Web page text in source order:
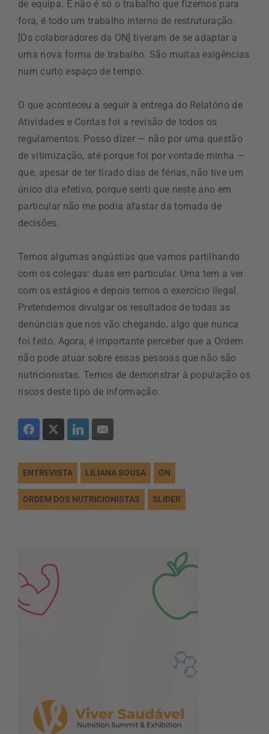
de equipa. E não é só o trabalho que fizemos para
fora, é todo um trabalho interno de restruturação.
[Os colaboradores da ON] tiveram de se adaptar a
uma nova forma de trabalho. São muitas exigências
num curto espaço de tempo.
O que aconteceu a seguir à entrega do Relatório de
Atividades e Contas foi a revisão de todos os
regulamentos. Posso dizer — não por uma questão
de vitimização, até porque foi por vontade minha —
que, apesar de ter tirado dias de férias, não tive um
único dia efetivo, porque senti que neste ano em
particular não me podia afastar da tomada de
decisões.
Temos algumas angústias que vamos partilhando
com os colegas: duas em particular. Uma tem a ver
com os estágios e depois temos o exercício ilegal.
Pretendemos divulgar os resultados de todas as
denúncias que nos vão chegando, algo que nunca
foi feito. Agora, é importante perceber que a Ordem
não pode atuar sobre essas pessoas que não são
nutricionistas. Temos de demonstrar à população os
riscos deste tipo de informação.
ENTREVISTA LILIANA SOUSA ON
ORDEM DOS NUTRICIONISTAS SLIDER